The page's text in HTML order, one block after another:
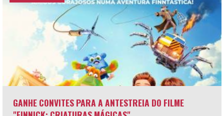
GANHE CONVITES PARA A ANTESTREIA DO FILME